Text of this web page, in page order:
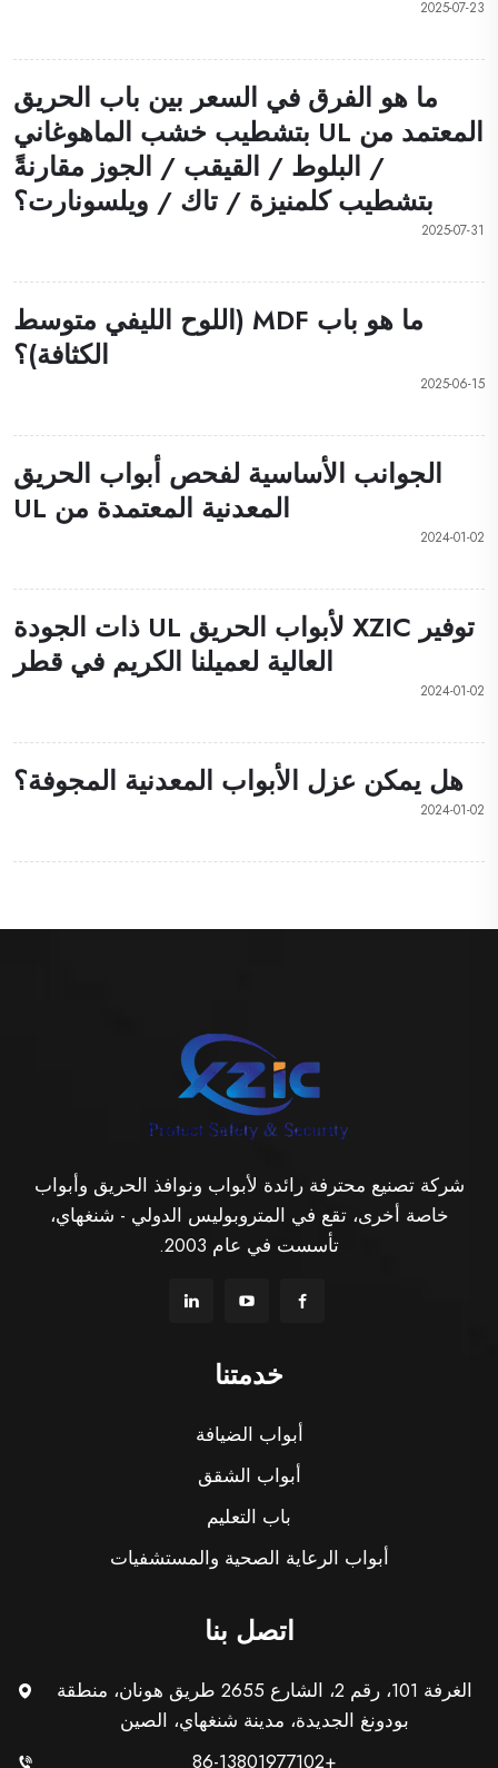
2025-07-23
ما هو الفرق في السعر بين باب الحريق
المعتمد من UL بتشطيب خشب الماهوغاني
/ البلوط / القيقب / الجوز مقارنةً
بتشطيب كلمنيزة / تاك / ويلسونارت؟
2025-07-31
ما هو باب MDF (اللوح الليفي متوسط
الكثافة)؟
2025-06-15
الجوانب الأساسية لفحص أبواب الحريق
المعدنية المعتمدة من UL
2024-01-02
توفير XZIC لأبواب الحريق UL ذات الجودة
العالية لعميلنا الكريم في قطر
2024-01-02
هل يمكن عزل الأبواب المعدنية المجوفة؟
2024-01-02
شركة تصنيع محترفة رائدة لأبواب ونوافذ الحريق وأبواب
خاصة أخرى، تقع في المتروبوليس الدولي - شنغهاي،
تأسست في عام 2003.
خدمتنا
أبواب الضيافة
أبواب الشقق
باب التعليم
أبواب الرعاية الصحية والمستشفيات
اتصل بنا
الغرفة 101، رقم 2، الشارع 2655 طريق هونان، منطقة
بودونغ الجديدة، مدينة شنغهاي، الصين
+86-13801977102